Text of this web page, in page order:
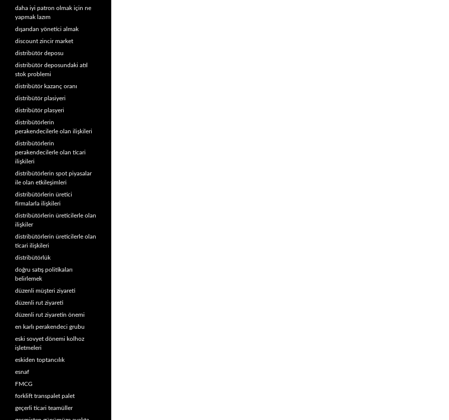
daha iyi patron olmak için ne
yapmak lazım
dışarıdan yönetici almak
discount zincir market
distribütör deposu
distribütör deposundaki atıl
stok problemi
distribütör kazanç oranı
distribütör plasiyeri
distribütör plasyeri
distribütörlerin
perakendecilerle olan ilişkileri
distribütörlerin
perakendecilerle olan ticari
ilişkileri
distribütörlerin spot piyasalar
ile olan etkileşimleri
distribütörlerin üretici
firmalarla ilişkileri
distribütörlerin üreticilerle olan
ilişkiler
distribütörlerin üreticilerle olan
ticari ilişkileri
distribütörlük
doğru satış politikaları
belirlemek
düzenli müşteri ziyareti
düzenli rut ziyareti
düzenli rut ziyaretin önemi
en karlı perakendeci grubu
eski sovyet dönemi kolhoz
işletmeleri
eskiden toptancılık
esnaf
FMCG
forklift transpalet palet
geçerli ticari teamüller